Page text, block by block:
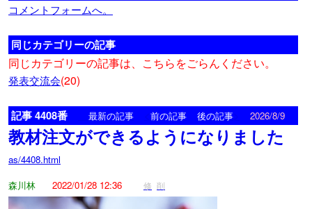
コメントフォームへ。
同じカテゴリーの記事
同じカテゴリーの記事は、こちらをごらんください。
発表交流会(20)
記事 4408番 最新の記事 前の記事 後の記事 2026/8/9
教材注文ができるようになりました
as/4408.html
森川林
2022/01/28 12:36 修 削